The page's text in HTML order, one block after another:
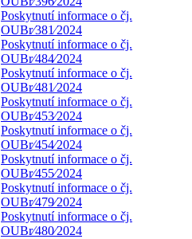
Poskytnutí informace o čj.
OUBr⁄381⁄2024
Poskytnutí informace o čj.
OUBr⁄484⁄2024
Poskytnutí informace o čj.
OUBr⁄481⁄2024
Poskytnutí informace o čj.
OUBr⁄453⁄2024
Poskytnutí informace o čj.
OUBr⁄454⁄2024
Poskytnutí informace o čj.
OUBr⁄455⁄2024
Poskytnutí informace o čj.
OUBr⁄479⁄2024
Poskytnutí informace o čj.
OUBr⁄480⁄2024